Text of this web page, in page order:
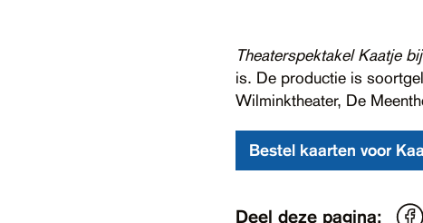
Theaterspektakel Kaatje
is. De productie is
Wilminktheater, De
Bestel kaarten voor
Deel deze pagina: